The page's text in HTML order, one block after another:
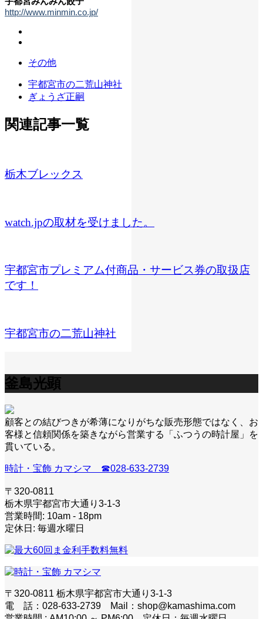
http://www.minmin.co.jp/
その他
宇都宮市の二荒山神社
ぎょうざ正嗣
関連記事一覧
栃木ブレックス
watch.jpの取材を受けました。
宇都宮市プレミアム付商品・サービス券の取扱店
です！
宇都宮市の二荒山神社
釜島光顕
顧客との結びつきが希薄になりがちな販売形態ではなく、お
客様と信頼関係を築きながら営業する「ふつうの時計屋」を
貫いている。
時計・宝飾 カマシマ ☎028-633-2739
〒320-0811
栃木県宇都宮市大通り3-1-3
営業時間: 10am - 18pm
定休日: 毎週水曜日
〒320-0811 栃木県宇都宮市大通り3-1-3
電 話：028-633-2739 Mail：shop@kamashima.com